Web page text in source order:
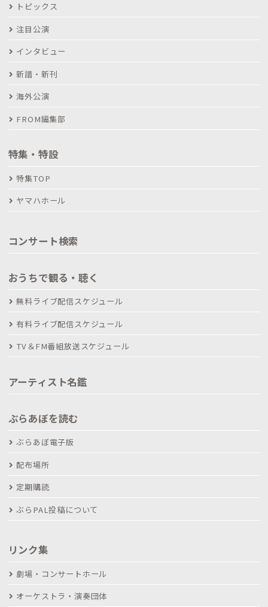
トピックス
注目公演
インタビュー
新譜・新刊
海外公演
FROM編集部
特集・特設
特集TOP
ヤマハホール
コンサート検索
おうちで観る・聴く
無料ライブ配信スケジュール
有料ライブ配信スケジュール
TV＆FM番組放送スケジュール
アーティスト名鑑
ぶらあぼを読む
ぶらあぼ電子版
配布場所
定期購読
ぶらPAL投稿について
リンク集
劇場・コンサートホール
オーケストラ・演奏団体